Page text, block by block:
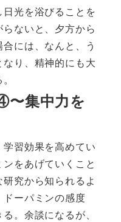
光を浴びることを
ないと、夕方から
には、なんと、う
り、精神的にも大
〜集中力を
習効果を高めてい
をあげていくこと
究から知られるよ
ドーパミンの感度
。余談になるが、